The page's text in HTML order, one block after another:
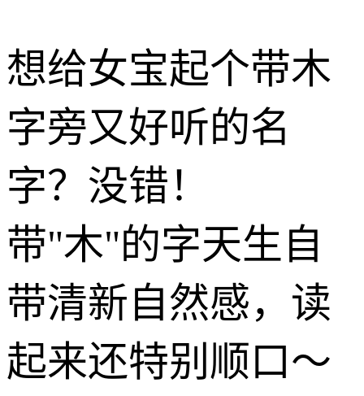
想给女宝起个带木
字旁又好听的名
字？没错！
带"木"的字天生自
带清新自然感，读
起来还特别顺口～